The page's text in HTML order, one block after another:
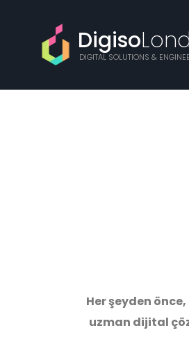
Digiso
DIGITAL SOLUTIONS &
Her şeyden önce,
uzman dijital